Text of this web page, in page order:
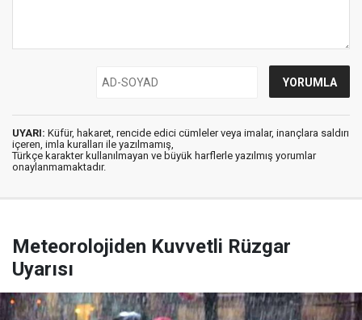
UYARI: Küfür, hakaret, rencide edici cümleler veya imalar, inançlara saldırı
içeren, imla kuralları ile yazılmamış,
Türkçe karakter kullanılmayan ve büyük harflerle yazılmış yorumlar
onaylanmamaktadır.
Meteorolojiden Kuvvetli Rüzgar
Uyarısı